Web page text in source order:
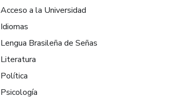
Acceso a la Universidad
Idiomas
Lengua Brasileña de Señas
Literatura
Política
Psicología